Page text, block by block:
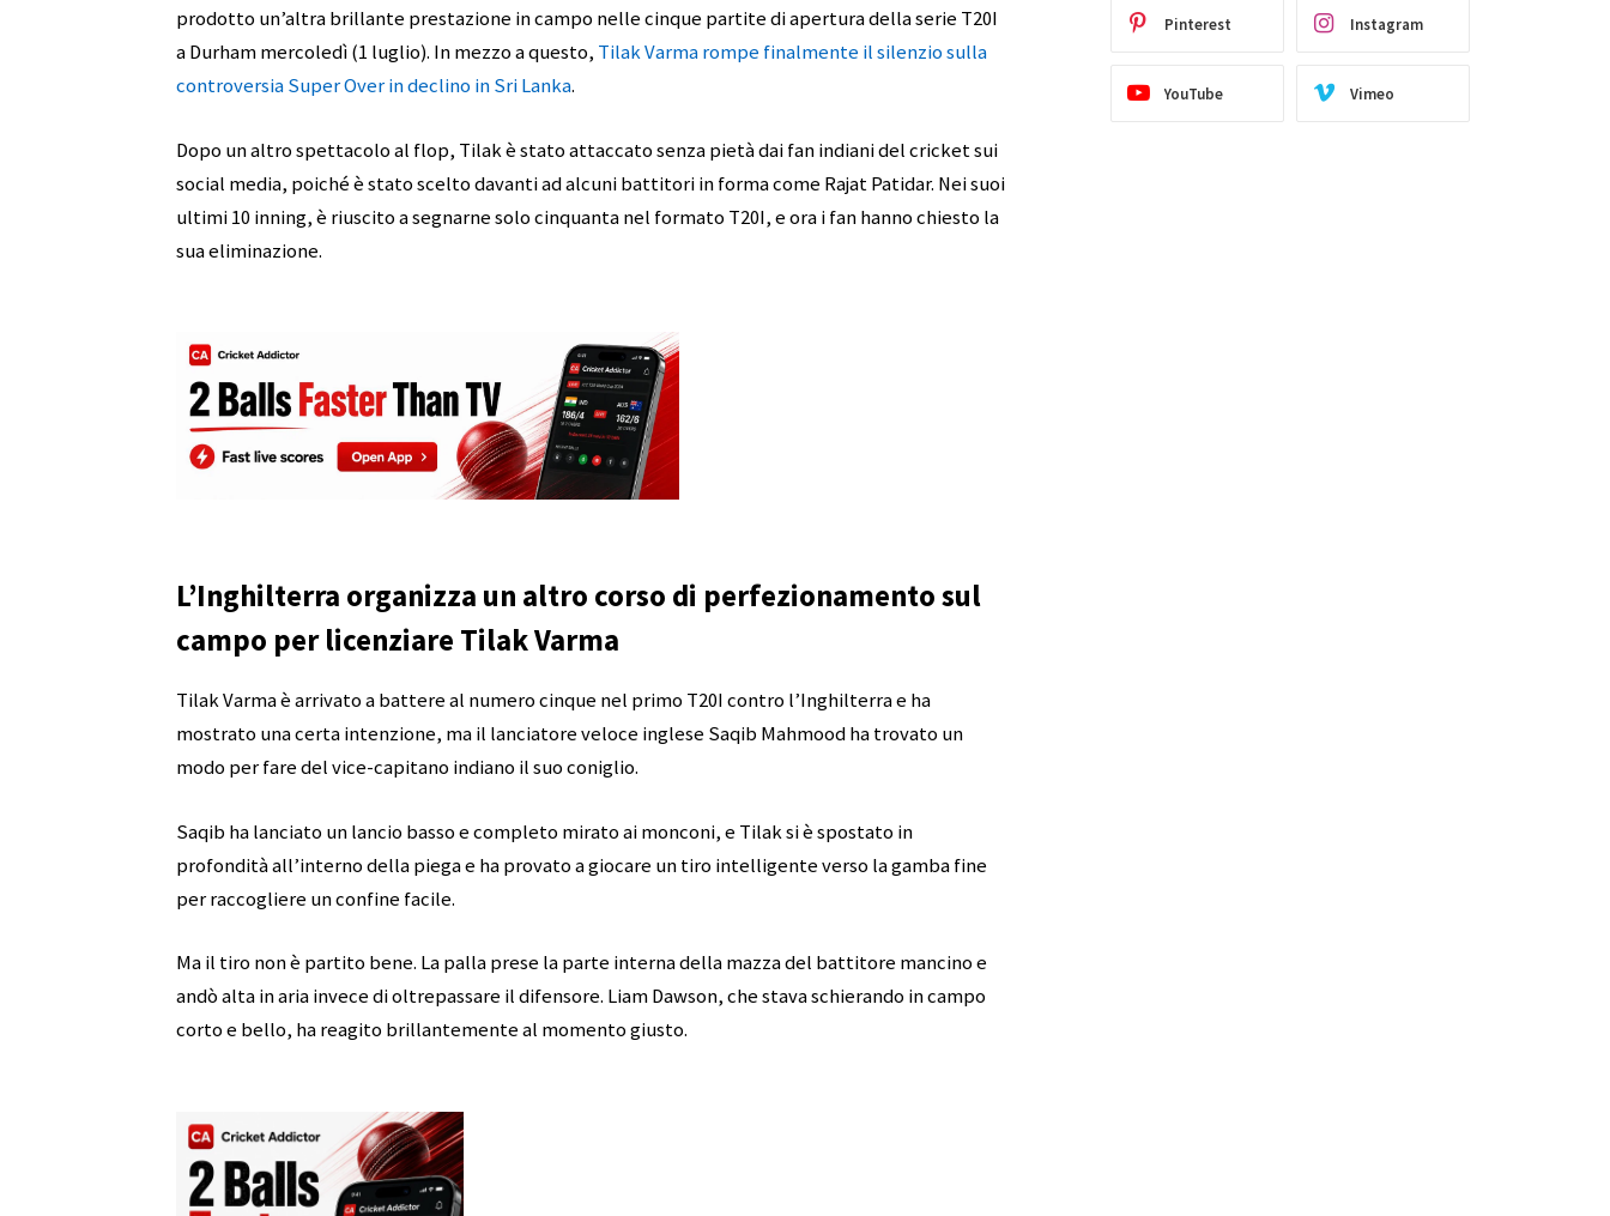
prodotto un’altra brillante prestazione in campo nelle cinque partite di apertura della serie T20I
a Durham mercoledì (1 luglio). In mezzo a questo, Tilak Varma rompe finalmente il silenzio sulla
controversia Super Over in declino in Sri Lanka.
Dopo un altro spettacolo al flop, Tilak è stato attaccato senza pietà dai fan indiani del cricket sui
social media, poiché è stato scelto davanti ad alcuni battitori in forma come Rajat Patidar. Nei suoi
ultimi 10 inning, è riuscito a segnarne solo cinquanta nel formato T20I, e ora i fan hanno chiesto la
sua eliminazione.
L’Inghilterra organizza un altro corso di perfezionamento sul
campo per licenziare Tilak Varma
Tilak Varma è arrivato a battere al numero cinque nel primo T20I contro l’Inghilterra e ha
mostrato una certa intenzione, ma il lanciatore veloce inglese Saqib Mahmood ha trovato un
modo per fare del vice-capitano indiano il suo coniglio.
Saqib ha lanciato un lancio basso e completo mirato ai monconi, e Tilak si è spostato in
profondità all’interno della piega e ha provato a giocare un tiro intelligente verso la gamba fine
per raccogliere un confine facile.
Ma il tiro non è partito bene. La palla prese la parte interna della mazza del battitore mancino e
andò alta in aria invece di oltrepassare il difensore. Liam Dawson, che stava schierando in campo
corto e bello, ha reagito brillantemente al momento giusto.
Pinterest Instagram
YouTube Vimeo